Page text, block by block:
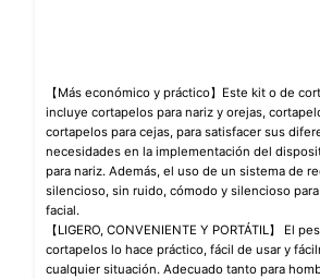
【Más económico y práctico】Este kit o de
incluye cortapelos para nariz y orejas,
cortapelos para cejas, para satisfacer sus
necesidades en la implementación del
para nariz. Además, el uso de un sistema de
silencioso, sin ruido, cómodo y silencioso
facial.
【LIGERO, CONVENIENTE Y PORTÁTIL】 El
cortapelos lo hace práctico, fácil de usar y
cualquier situación. Adecuado tanto para